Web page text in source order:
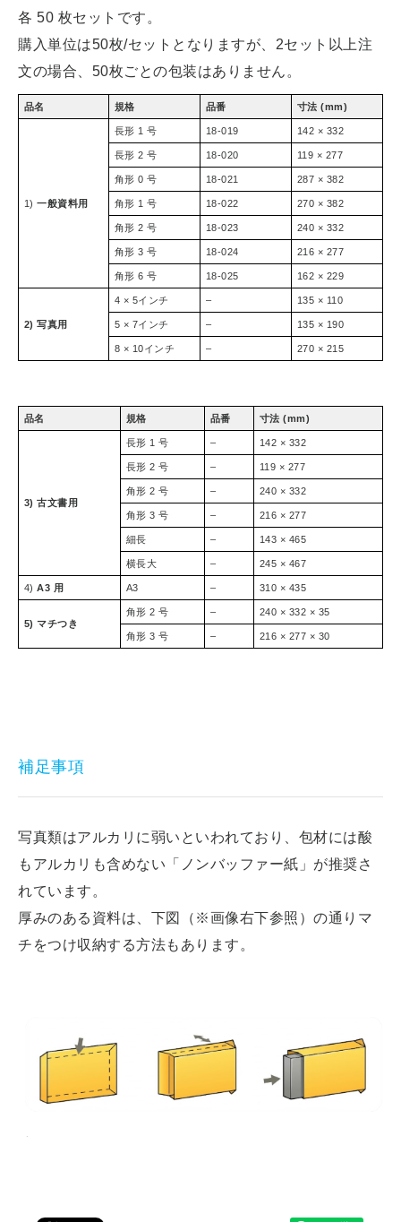
各 50 枚セットです。
購入単位は50枚/セットとなりますが、2セット以上注
文の場合、50枚ごとの包装はありません。
品名 規格 品番 寸法 (mm)
1) 一般資料用
長形 1 号 18-019 142 × 332
長形 2 号 18-020 119 × 277
角形 0 号 18-021 287 × 382
角形 1 号 18-022 270 × 382
角形 2 号 18-023 240 × 332
角形 3 号 18-024 216 × 277
角形 6 号 18-025 162 × 229
2) 写真用
4 × 5インチ – 135 × 110
5 × 7インチ – 135 × 190
8 × 10インチ – 270 × 215
品名 規格 品番 寸法 (mm)
3) 古文書用
長形 1 号 – 142 × 332
長形 2 号 – 119 × 277
角形 2 号 – 240 × 332
角形 3 号 – 216 × 277
細長 – 143 × 465
横長大 – 245 × 467
4) A3 用 A3 – 310 × 435
5) マチつき
角形 2 号 – 240 × 332 × 35
角形 3 号 – 216 × 277 × 30
補足事項
写真類はアルカリに弱いといわれており、包材には酸
もアルカリも含めない「ノンバッファー紙」が推奨さ
れています。
厚みのある資料は、下図（※画像右下参照）の通りマ
チをつけ収納する方法もあります。